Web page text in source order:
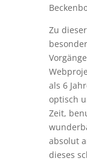
Zu
als 6
optisch
Zeit,
absolut
dieses